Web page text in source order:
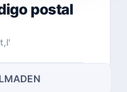
postal